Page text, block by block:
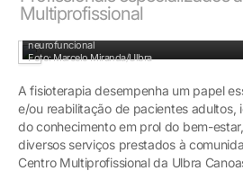
Multiprofissional
neurofuncional
Foto: Marcelo Miranda/Ulbra
A fisioterapia desempenha um papel
e/ou reabilitação de pacientes adultos,
do conhecimento em prol do bem-
diversos serviços prestados à
Centro Multiprofissional da Ulbra